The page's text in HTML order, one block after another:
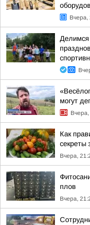
Вчера,
Делимся
могут
Как
секреты
Вчера,
плов
Вчера,